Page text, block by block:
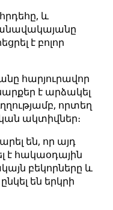
և
է բոլոր
հարյուրավոր
է արձակել
որտեղ
ակտիվներ։
են, որ այդ
է հակաօդային
բեկորները և
են երկրի